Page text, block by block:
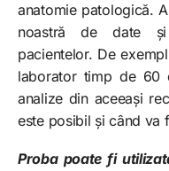
anatomie patologică.
noastră de date și
pacientelor. De
laborator timp de 60
analize din aceeași
este posibil și când va
Proba poate fi